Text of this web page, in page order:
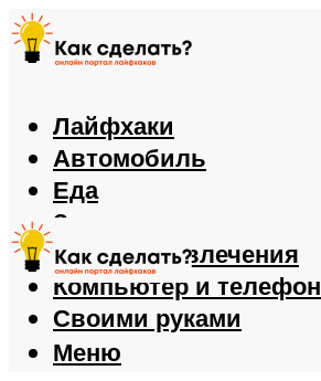
Лайфхаки
Автомобиль
Еда
Здоровье
Игры и развлечения
Компьютер и телефон
Своими руками
Меню